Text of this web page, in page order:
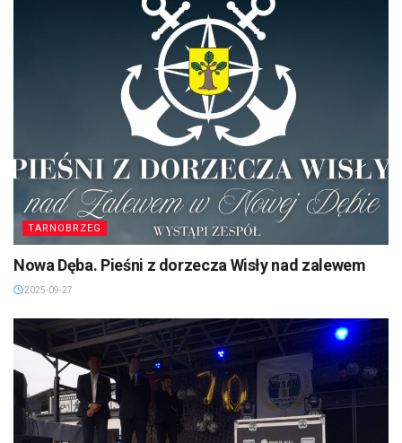
TARNOBRZEG
Nowa Dęba. Pieśni z dorzecza Wisły nad zalewem
2025-09-27